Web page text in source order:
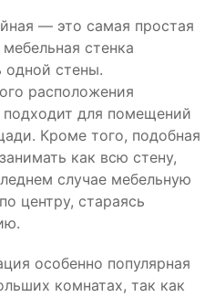
— это самая простая
стенка
одной стены.
расположения
подходит для помещений
Кроме того, подобная
как всю стену,
случае мебельную
центру, стараясь
особенно популярная
комнатах, так как